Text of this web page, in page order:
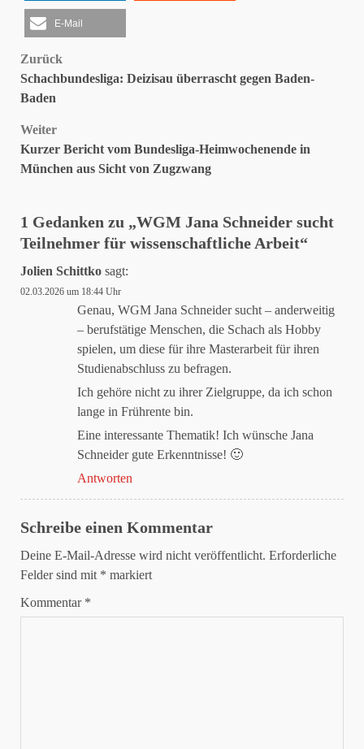
E-Mail
Beitragsnavigation
Zurück
Schachbundesliga: Deizisau überrascht gegen Baden-
Baden
Weiter
Kurzer Bericht vom Bundesliga-Heimwochenende in
München aus Sicht von Zugzwang
1 Gedanken zu „WGM Jana Schneider sucht
Teilnehmer für wissenschaftliche Arbeit“
Jolien Schittko sagt:
02.03.2026 um 18:44 Uhr
Genau, WGM Jana Schneider sucht – anderweitig
– berufstätige Menschen, die Schach als Hobby
spielen, um diese für ihre Masterarbeit für ihren
Studienabschluss zu befragen.
Ich gehöre nicht zu ihrer Zielgruppe, da ich schon
lange in Frührente bin.
Eine interessante Thematik! Ich wünsche Jana
Schneider gute Erkenntnisse! 🙂
Antworten
Schreibe einen Kommentar
Deine E-Mail-Adresse wird nicht veröffentlicht. Erforderliche
Felder sind mit * markiert
Kommentar *